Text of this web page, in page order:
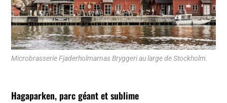
Microbrasserie Fjaderholmarnas Bryggeri au large de Stockholm.
Hagaparken, parc géant et sublime